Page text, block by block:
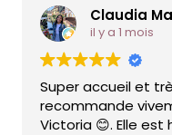
Claudia Marmanillo
il y a 1 mois
accueil et très bons
vivement d’aller
😊. Elle est hyper